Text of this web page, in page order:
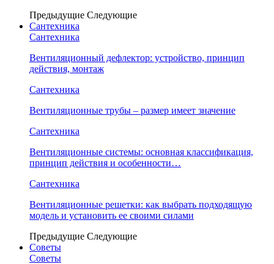
Предыдущие Следующие
Сантехника
Сантехника
Вентиляционный дефлектор: устройство, принцип
действия, монтаж
Сантехника
Вентиляционные трубы – размер имеет значение
Сантехника
Вентиляционные системы: основная классификация,
принцип действия и особенности…
Сантехника
Вентиляционные решетки: как выбрать подходящую
модель и установить ее своими силами
Предыдущие Следующие
Советы
Советы